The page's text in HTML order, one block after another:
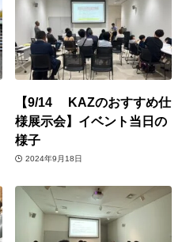
【9/14 KAZのおすすめ仕
様展示会】イベント当日の
様子
2024年9月18日